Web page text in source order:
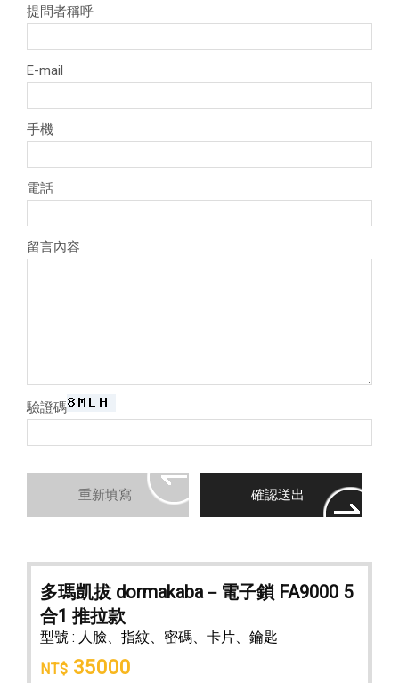
提問者稱呼
E-mail
手機
電話
留言內容
驗證碼
多瑪凱拔 dormakaba－電子鎖 FA9000 5
合1 推拉款
型號 : 人臉、指紋、密碼、卡片、鑰匙
NT$ 35000